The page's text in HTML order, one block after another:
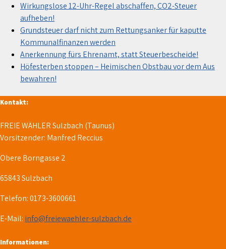
Wirkungslose 12-Uhr-Regel abschaffen, CO2-Steuer
aufheben!
Grundsteuer darf nicht zum Rettungsanker für kaputte
Kommunalfinanzen werden
Anerkennung fürs Ehrenamt, statt Steuerbescheide!
Höfesterben stoppen – Heimischen Obstbau vor dem Aus
bewahren!
Kontakt:
FREIE WÄHLER Sulzbach (Taunus)
Vorsitzender: Manfred Reccius
Obere Borngasse 2
65843 Sulzbach
Telefon: 0173-3600661
E-Mail: info@freiewaehler-sulzbach.de
Informationen: